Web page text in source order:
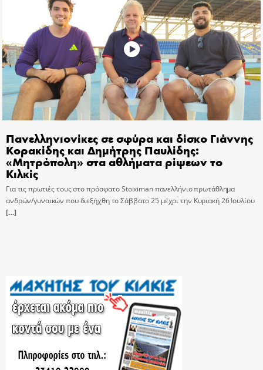
Πανελληνιονίκες σε σφύρα και δίσκο Γιάννης
Κορακίδης και Δημήτρης Παυλίδης:
«Μητρόπολη» στα αθλήματα ρίψεων το
Κιλκίς
Για τις πρωτιές τους στο πρόσφατο Stoiximan πανελλήνιο πρωτάθλημα
ανδρών/γυναικών που διεξήχθη το Σάββατο 25 μέχρι την Κυριακή 26 Ιουλίου
[…]